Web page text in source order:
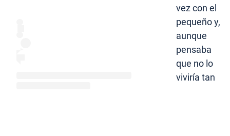
vez con el
pequeño y,
aunque
pensaba
que no lo
viviría tan